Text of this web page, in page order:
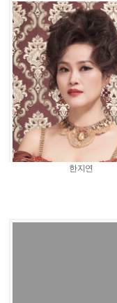
한지연